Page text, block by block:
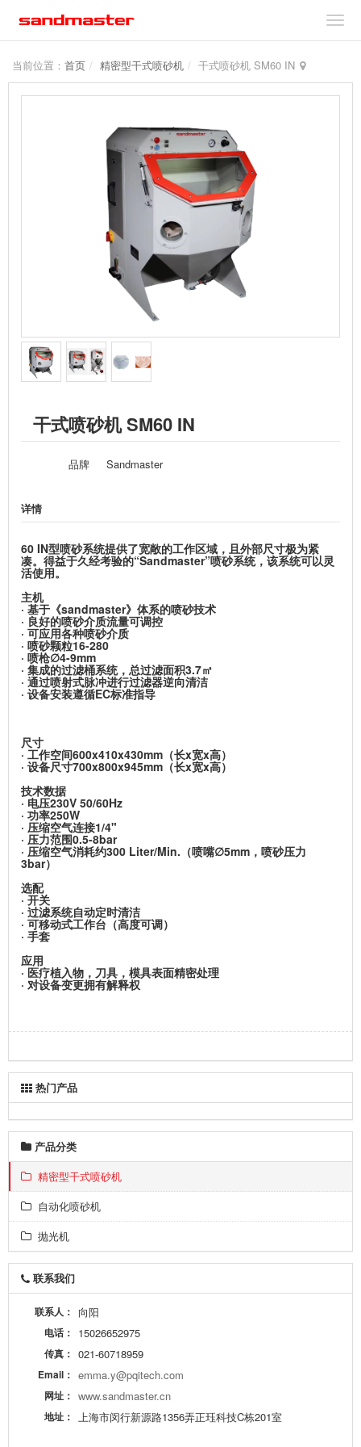
当前位置： 首页 精密型干式喷砂机 干式喷砂机 SM60 IN
干式喷砂机 SM60 IN
品牌 Sandmaster
详情
60 IN型喷砂系统提供了宽敞的工作区域，且外部尺寸极为紧
凑。得益于久经考验的“Sandmaster”喷砂系统，该系统可以灵
活使用。
主机
· 基于《sandmaster》体系的喷砂技术
· 良好的喷砂介质流量可调控
· 可应用各种喷砂介质
· 喷砂颗粒16-280
· 喷枪∅4-9mm
· 集成的过滤桶系统，总过滤面积3.7㎡
· 通过喷射式脉冲进行过滤器逆向清洁
· 设备安装遵循EC标准指导
尺寸
· 工作空间600x410x430mm（长x宽x高）
· 设备尺寸700x800x945mm（长x宽x高）
技术数据
· 电压230V 50/60Hz
· 功率250W
· 压缩空气连接1/4"
· 压力范围0.5-8bar
· 压缩空气消耗约300 Liter/Min.（喷嘴∅5mm，喷砂压力
3bar）
选配
· 开关
· 过滤系统自动定时清洁
· 可移动式工作台（高度可调）
· 手套
应用
· 医疗植入物，刀具，模具表面精密处理
· 对设备变更拥有解释权
热门产品
产品分类
精密型干式喷砂机
自动化喷砂机
抛光机
联系我们
联系人： 向阳
电话： 15026652975
传真： 021-60718959
Email： emma.y@pqitech.com
网址： www.sandmaster.cn
地址： 上海市闵行新源路1356弄正珏科技C栋201室